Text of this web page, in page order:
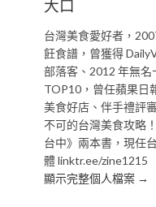
大口
台灣美食愛好者，
飪食譜，曾獲得
部落客、2012 年無
TOP10，曾任蘋果日
美食好店、伴手禮評
不可的台灣美食攻略
台中》兩本書，現任
體 linktr.ee/zine1215
顯示完整個人檔案 →